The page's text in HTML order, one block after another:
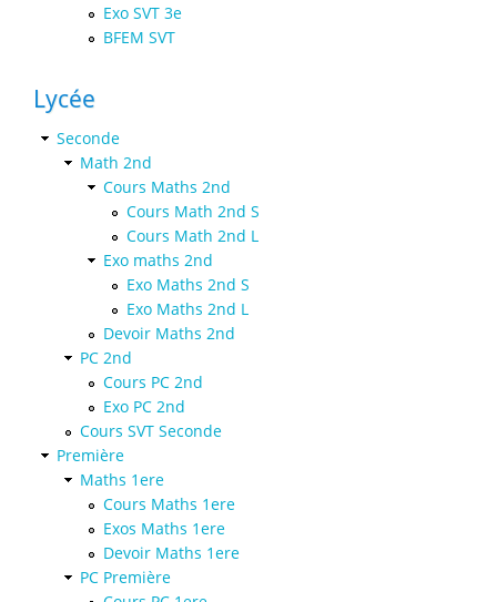
Exo SVT 3e
BFEM SVT
Lycée
Seconde
Math 2nd
Cours Maths 2nd
Cours Math 2nd S
Cours Math 2nd L
Exo maths 2nd
Exo Maths 2nd S
Exo Maths 2nd L
Devoir Maths 2nd
PC 2nd
Cours PC 2nd
Exo PC 2nd
Cours SVT Seconde
Première
Maths 1ere
Cours Maths 1ere
Exos Maths 1ere
Devoir Maths 1ere
PC Première